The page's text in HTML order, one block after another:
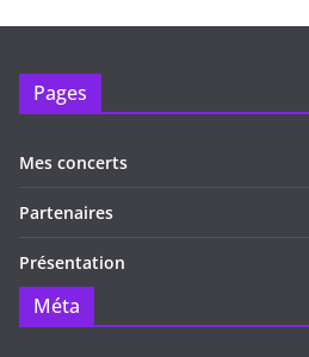
Pages
Mes concerts
Partenaires
Présentation
Méta